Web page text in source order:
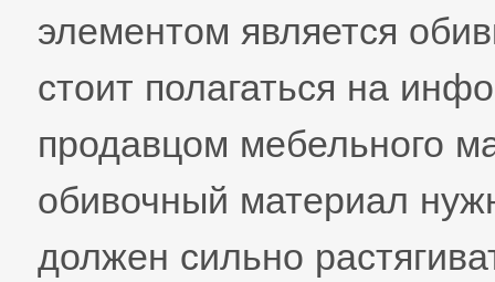
элементом является
стоит полагаться на
продавцом мебельного
обивочный материал
должен сильно